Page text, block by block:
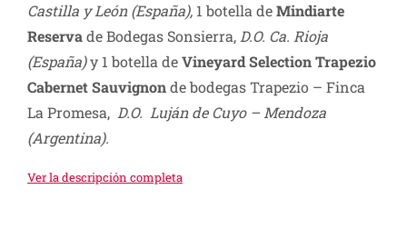
Castilla y León (España), 1 botella deMindiarte
Reservade Bodegas Sonsierra, D.O. Ca. Rioja
(España)y 1 botella deVineyard Selection Trapezio
Cabernet Sauvignonde bodegas Trapezio – Finca
La Promesa, D.O. Luján de Cuyo – Mendoza
(Argentina).
Ver la descripción completa